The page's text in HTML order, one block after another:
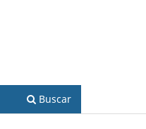
Buscar